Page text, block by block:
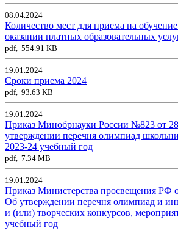
08.04.2024
Количество мест для приема на
оказании платных образовательных
pdf, 554.91 KB
19.01.2024
Сроки приема 2024
pdf, 93.63 KB
19.01.2024
Приказ Минобрнауки России №823 от
утверждении перечня олимпиад
2023-24 учебный год
pdf, 7.34 MB
19.01.2024
Приказ Министерства просвещения РФ
Об утверждении перечня олимпиад и
и (или) творческих конкурсов,
учебный год